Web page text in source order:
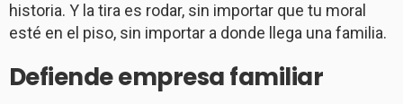
historia. Y la tira es rodar, sin importar que tu moral
esté en el piso, sin importar a donde llega una familia.
Defiende empresa familiar